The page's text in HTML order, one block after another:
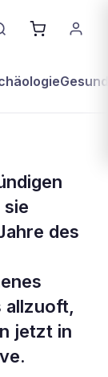
sie
des
allzuoft,
jetzt in